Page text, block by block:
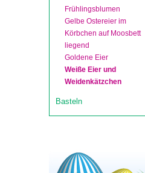
Frühlingsblumen
Gelbe Ostereier im
Körbchen auf Moosbett
liegend
Goldene Eier
Weiße Eier und
Weidenkätzchen
Basteln